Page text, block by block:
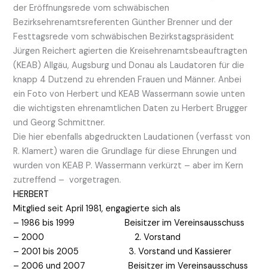
der Eröffnungsrede vom schwäbischen
Bezirksehrenamtsreferenten Günther Brenner und der
Festtagsrede vom schwäbischen Bezirkstagspräsident
Jürgen Reichert agierten die Kreisehrenamtsbeauftragten
(KEAB) Allgäu, Augsburg und Donau als Laudatoren für die
knapp 4 Dutzend zu ehrenden Frauen und Männer. Anbei
ein Foto von Herbert und KEAB Wassermann sowie unten
die wichtigsten ehrenamtlichen Daten zu Herbert Brugger
und Georg Schmittner.
Die hier ebenfalls abgedruckten Laudationen (verfasst von
R. Klamert) waren die Grundlage für diese Ehrungen und
wurden von KEAB P. Wassermann verkürzt – aber im Kern
zutreffend – vorgetragen.
HERBERT
Mitglied seit April 1981, engagierte sich als
– 1986 bis 1999 Beisitzer im Vereinsausschuss
– 2000 2. Vorstand
– 2001 bis 2005 3. Vorstand und Kassierer
– 2006 und 2007 Beisitzer im Vereinsausschuss